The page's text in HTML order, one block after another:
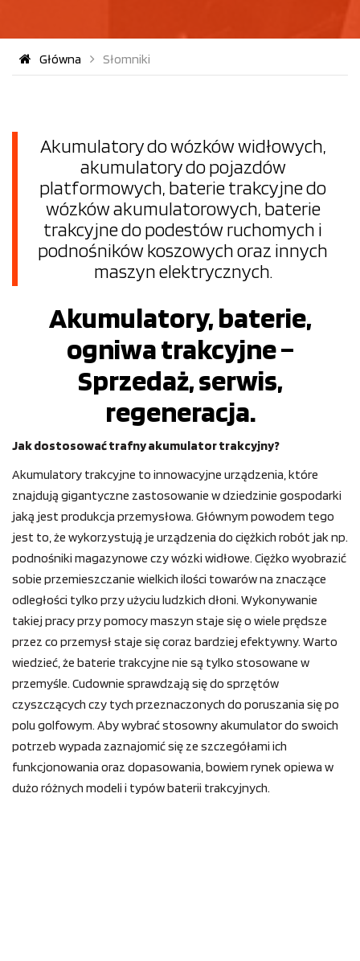
Główna Słomniki
Akumulatory do wózków widłowych,
akumulatory do pojazdów
platformowych, baterie trakcyjne do
wózków akumulatorowych, baterie
trakcyjne do podestów ruchomych i
podnośników koszowych oraz innych
maszyn elektrycznych.
Akumulatory, baterie,
ogniwa trakcyjne –
Sprzedaż, serwis,
regeneracja.
Jak dostosować trafny akumulator trakcyjny?
Akumulatory trakcyjne to innowacyjne urządzenia, które
znajdują gigantyczne zastosowanie w dziedzinie gospodarki
jaką jest produkcja przemysłowa. Głównym powodem tego
jest to, że wykorzystują je urządzenia do ciężkich robót jak np.
podnośniki magazynowe czy wózki widłowe. Ciężko wyobrazić
sobie przemieszczanie wielkich ilości towarów na znaczące
odległości tylko przy użyciu ludzkich dłoni. Wykonywanie
takiej pracy przy pomocy maszyn staje się o wiele prędsze
przez co przemysł staje się coraz bardziej efektywny. Warto
wiedzieć, że baterie trakcyjne nie są tylko stosowane w
przemyśle. Cudownie sprawdzają się do sprzętów
czyszczących czy tych przeznaczonych do poruszania się po
polu golfowym. Aby wybrać stosowny akumulator do swoich
potrzeb wypada zaznajomić się ze szczegółami ich
funkcjonowania oraz dopasowania, bowiem rynek opiewa w
dużo różnych modeli i typów baterii trakcyjnych.